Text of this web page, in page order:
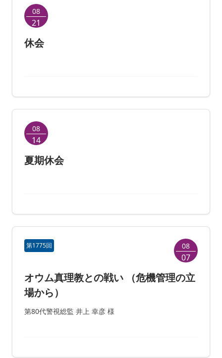
08
21
休会
08
14
夏期休会
第1775回 08
07
オウム真理教との戦い （危機管理の立
場から）
第80代警視総監 井上 幸彦 様